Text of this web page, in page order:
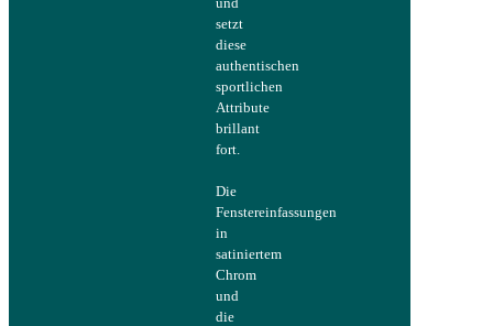
setzt
diese
authentischen
sportlichen
Attribute
brillant
fort.
Die
Fenstereinfassungen
in
satiniertem
Chrom
und
die